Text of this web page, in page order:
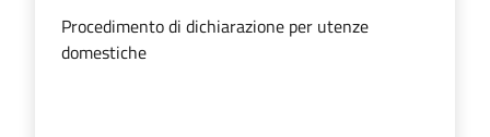
Procedimento di dichiarazione per utenze
domestiche